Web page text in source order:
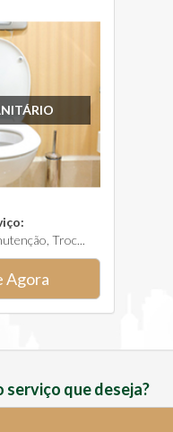
Troc...
Agora
serviço que deseja?